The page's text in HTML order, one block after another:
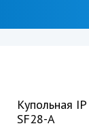
Купольная
SF28-A